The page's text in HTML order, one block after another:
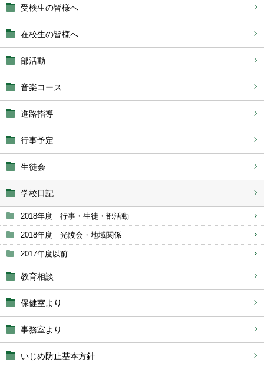
受検生の皆様へ
在校生の皆様へ
部活動
音楽コース
進路指導
行事予定
生徒会
学校日記
2018年度 行事・生徒・部活動
2018年度 光陵会・地域関係
2017年度以前
教育相談
保健室より
事務室より
いじめ防止基本方針